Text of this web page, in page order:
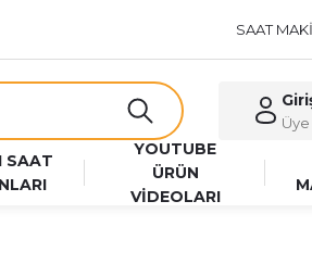
SAAT
SAAT
YOUTUBE
ÜRÜN
VİDEOLARI